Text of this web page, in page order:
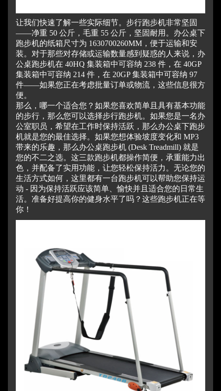
让我们快速了解一些实际细节。 步行跑步机非常坚固
——净重 50 公斤，毛重 55 公斤，坚固耐用。 办公桌下
跑步机的纸箱尺寸为 1630700260MM，便于运输和安
装。 对于那些对存储或运输数量感到疑惑的人来说，办
公桌跑步机在 40HQ 集装箱中可容纳 238 件，在 40GP
集装箱中可容纳 214 件，在 20GP 集装箱中可容纳 97
件——如果您正在考虑批量订单或物流，这些信息很方
便。
那么，哪一个适合您？ 如果您喜欢简单且具有基本功能
的步行，那么您可以选择步行跑步机。 如果您是一名办
公室职员，希望在工作时保持活跃，那么办公桌下跑步
机就是您的最佳选择。 如果您想体验坡度变化和 MP3
带来的乐趣，那么办公桌跑步机 (Desk Treadmill) 就是
您的不二之选。这三款跑步机都操作简便，承重能力出
色，并配备了实用功能，让您轻松保持活力。 无论您的
生活方式如何，这里都有一台跑步机可以帮助您保持运
动 - 因为保持活跃应该简单、愉快并且适合您的日常生
活。 准备好提高你的健身水平了吗？ 这些跑步机正在等
你！